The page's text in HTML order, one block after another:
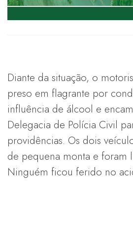
Diante da situação, o
preso em flagrante por
influência de álcool e
Delegacia de Polícia Civil
providências. Os dois
de pequena monta e foram
Ninguém ficou ferido no